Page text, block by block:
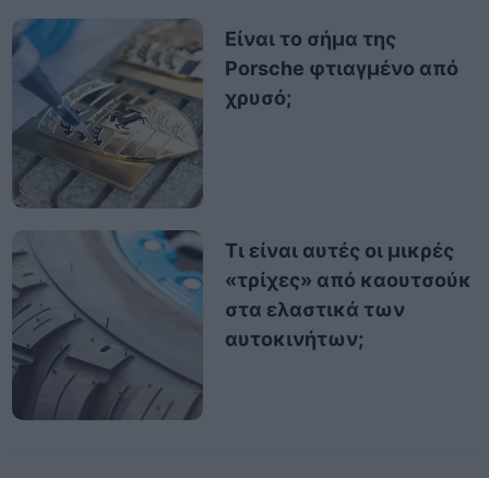
Είναι το σήμα της
Porsche φτιαγμένο από
χρυσό;
Τι είναι αυτές οι μικρές
«τρίχες» από καουτσούκ
στα ελαστικά των
αυτοκινήτων;